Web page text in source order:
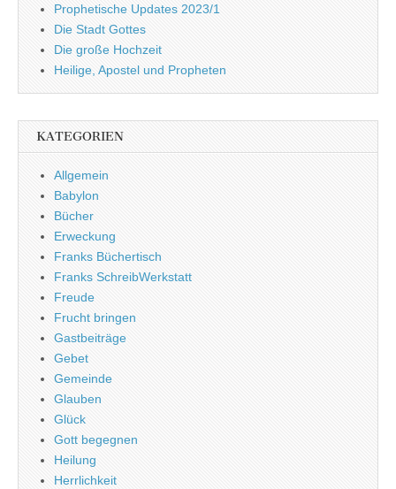
Prophetische Updates 2023/1
Die Stadt Gottes
Die große Hochzeit
Heilige, Apostel und Propheten
KATEGORIEN
Allgemein
Babylon
Bücher
Erweckung
Franks Büchertisch
Franks SchreibWerkstatt
Freude
Frucht bringen
Gastbeiträge
Gebet
Gemeinde
Glauben
Glück
Gott begegnen
Heilung
Herrlichkeit